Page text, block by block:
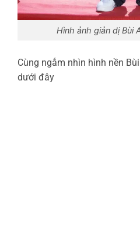
Hình ảnh giản dị Bùi
Cùng ngắm nhìn hình nền
dưới đây